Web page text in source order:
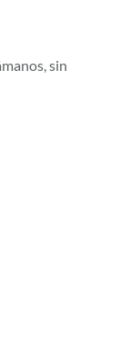
sin